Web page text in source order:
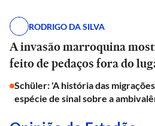
RODRIGO DA SILVA
A invasão marroquina
feito de pedaços fora do
Schüler: 'A história das
espécie de sinal sobre a